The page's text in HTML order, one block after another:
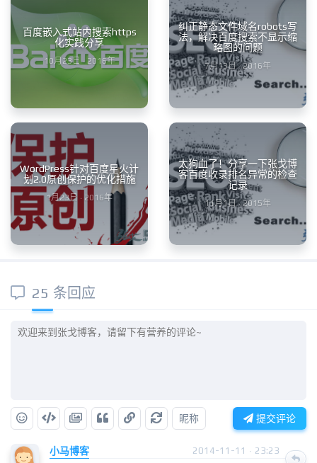
百度嵌入式站内搜索https
化实践分享
10月23日 · 2016年
纠正静态文件域名robots写
法，解决百度搜索不显示缩
略图的问题
7月13日 · 2016年
WordPress针对百度星火计
划2.0原创保护的优化措施
1月23日 · 2016年
太狗血了！分享一下张戈博
客百度收录排名异常的检查
记录
11月1日 · 2015年
25 条回应
昵称 提交评论
小马博客 2014-11-11 · 23:23